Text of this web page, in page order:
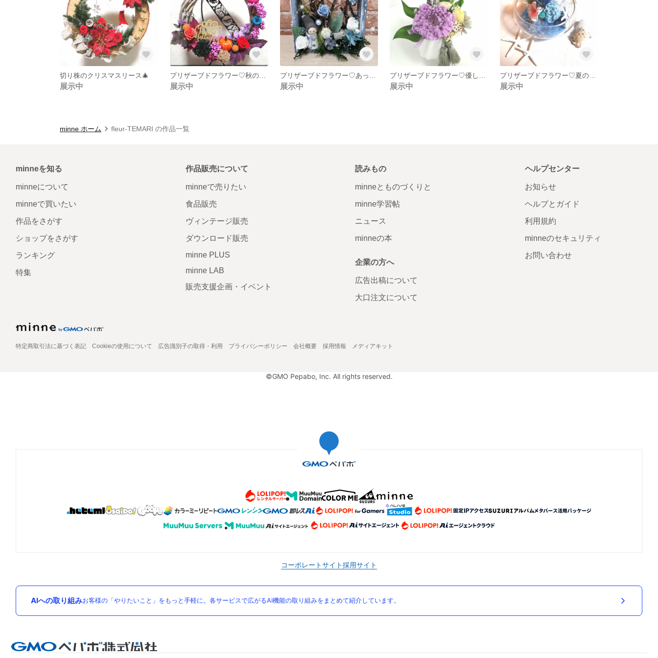
切り株のクリスマスリース🎄
展示中
プリザーブドフラワー♡秋のハロウィン🎃リース
展示中 展示中 展示中 展示中
minne ホーム fleur-TEMARI の作品一覧
minneを知る
minneについて
minneで買いたい
作品をさがす
ショップをさがす
ランキング
特集
作品販売について
minneで売りたい
食品販売
ヴィンテージ販売
ダウンロード販売
minne PLUS
minne LAB
販売支援企画・イベント
読みもの
minneとものづくりと
minne学習帖
ニュース
minneの本
企業の方へ
広告出稿について
大口注文について
ヘルプセンター
お知らせ
ヘルプとガイド
利用規約
minneのセキュリティ
お問い合わせ
特定商取引法に基づく表記 Cookieの使用について 広告識別子の取得・利用 プライバシーポリシー 会社概要 採用情報 メディアキット
©GMO Pepabo, Inc. All rights reserved.
コーポレートサイト採用サイト
AIへの取り組みお客様の「やりたいこと」をもっと手軽に。各サービスで広がるAI機能の取り組みをまとめて紹介しています。